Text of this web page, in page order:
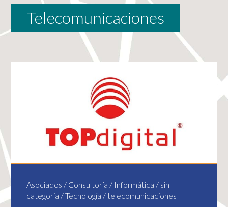
Telecomunicaciones
Asociados / Consultoría / Informática / sin
categoria /Tecnología / telecomunicaciones